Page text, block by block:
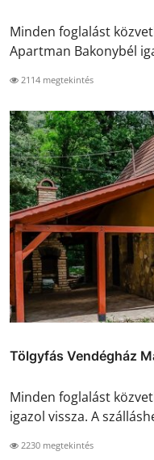
Minden foglalást
Apartman Bakonybél
2114 megtekintés
Tölgyfás Vendégház
Minden foglalást
igazol vissza. A
2230 megtekintés